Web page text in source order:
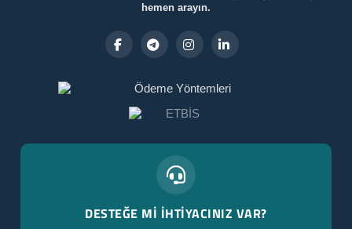
hemen arayın.
DESTEĞE Mİ İHTİYACINIZ VAR?